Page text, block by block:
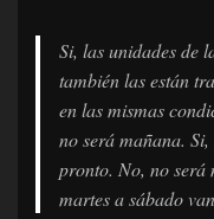
Si, las unidades de
también las están
en las mismas
no será mañana.
pronto. No, no será
martes a sábado